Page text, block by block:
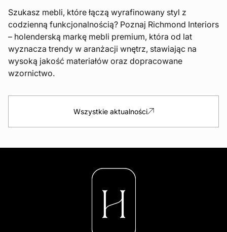
Szukasz mebli, które łączą wyrafinowany styl z
codzienną funkcjonalnością? Poznaj Richmond Interiors
– holenderską markę mebli premium, która od lat
wyznacza trendy w aranżacji wnętrz, stawiając na
wysoką jakość materiałów oraz dopracowane
wzornictwo.
Wszystkie aktualności